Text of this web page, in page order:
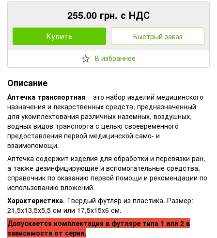
255.00 грн. с НДС
Купить Быстрый заказ
В избранное
Описание
Аптечка транспортная – это набор изделий медицинского
назначения и лекарственных средств, предназначенный
для укомплектования различных наземных, воздушных,
водных видов транспорта с целью своевременного
предоставления первой медицинской само- и
взаимопомощи.
Аптечка содержит изделия для обработки и перевязки ран,
а также дезинфицирующие и вспомогательные средства,
справочник по оказанию первой помощи и рекомендации по
использованию вложений.
Характеристика. Твердый футляр из пластика. Размер:
21,5х13,5х5,5 см или 17,5х15х6 см.
Допускается комплектация в футляре типа 1 или 2 в
зависимости от серии.